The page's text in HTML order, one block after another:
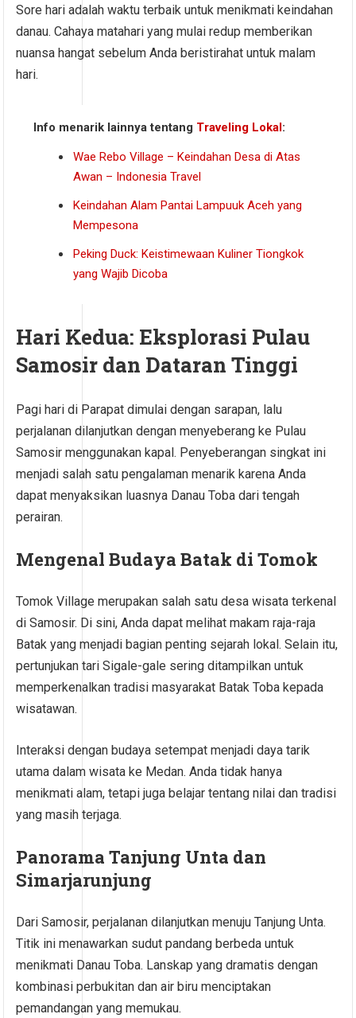
Sore hari adalah waktu terbaik untuk menikmati keindahan
danau. Cahaya matahari yang mulai redup memberikan
nuansa hangat sebelum Anda beristirahat untuk malam
hari.
Info menarik lainnya tentang Traveling Lokal :
Wae Rebo Village – Keindahan Desa di Atas
Awan – Indonesia Travel
Keindahan Alam Pantai Lampuuk Aceh yang
Mempesona
Peking Duck: Keistimewaan Kuliner Tiongkok
yang Wajib Dicoba
Hari Kedua: Eksplorasi Pulau
Samosir dan Dataran Tinggi
Pagi hari di Parapat dimulai dengan sarapan, lalu
perjalanan dilanjutkan dengan menyeberang ke Pulau
Samosir menggunakan kapal. Penyeberangan singkat ini
menjadi salah satu pengalaman menarik karena Anda
dapat menyaksikan luasnya Danau Toba dari tengah
perairan.
Mengenal Budaya Batak di Tomok
Tomok Village merupakan salah satu desa wisata terkenal
di Samosir. Di sini, Anda dapat melihat makam raja-raja
Batak yang menjadi bagian penting sejarah lokal. Selain itu,
pertunjukan tari Sigale-gale sering ditampilkan untuk
memperkenalkan tradisi masyarakat Batak Toba kepada
wisatawan.
Interaksi dengan budaya setempat menjadi daya tarik
utama dalam wisata ke Medan. Anda tidak hanya
menikmati alam, tetapi juga belajar tentang nilai dan tradisi
yang masih terjaga.
Panorama Tanjung Unta dan
Simarjarunjung
Dari Samosir, perjalanan dilanjutkan menuju Tanjung Unta.
Titik ini menawarkan sudut pandang berbeda untuk
menikmati Danau Toba. Lanskap yang dramatis dengan
kombinasi perbukitan dan air biru menciptakan
pemandangan yang memukau.